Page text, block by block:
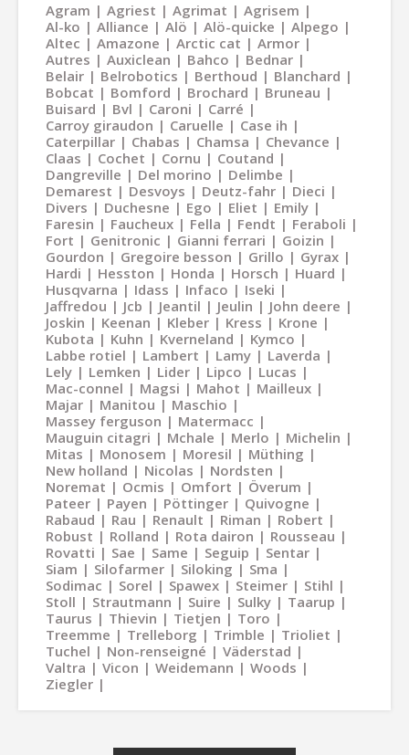
Agram Agriest Agrimat
Agrisem
Al-ko
Alliance Alö Alö-quicke
Alpego
Altec
Amazone Arctic cat
Armor
Autres
Auxiclean Bahco
Bednar
Belair
Belrobotics Berthoud
Blanchard
Bobcat
Bomford Brochard
Bruneau
Buisard
Bvl Caroni
Carré
Carroy giraudon
Caruelle
Case ih
Caterpillar
Chabas Chamsa
Chevance
Claas
Cochet Cornu
Coutand
Dangreville
Del morino
Delimbe
Demarest
Desvoys Deutz-fahr
Dieci
Divers
Duchesne Ego Eliet
Emily
Faresin
Faucheux Fella Fendt
Feraboli
Fort
Genitronic Gianni ferrari
Goizin
Gourdon
Gregoire besson Grillo
Gyrax
Hardi
Hesston Honda Horsch
Huard
Husqvarna
Idass Infaco
Iseki
Jaffredou
Jcb Jeantil Jeulin
John deere
Joskin
Keenan Kleber Kress
Krone
Kubota
Kuhn Kverneland
Kymco
Labbe rotiel
Lambert Lamy
Laverda
Lely
Lemken Lider Lipco
Lucas
Mac-connel
Magsi Mahot
Mailleux
Majar
Manitou
Maschio
Massey ferguson
Matermacc
Mauguin citagri
Mchale Merlo
Michelin
Mitas
Monosem Moresil
Müthing
New holland
Nicolas
Nordsten
Noremat
Ocmis Omfort
Överum
Pateer
Payen Pöttinger
Quivogne
Rabaud
Rau Renault Riman
Robert
Robust
Rolland Rota dairon
Rousseau
Rovatti
Sae Same Seguip
Sentar
Siam
Silofarmer Siloking
Sma
Sodimac
Sorel Spawex Steimer
Stihl
Stoll
Strautmann Suire Sulky
Taarup
Taurus
Thievin Tietjen
Toro
Treemme
Trelleborg Trimble
Trioliet
Tuchel
Non-renseigné
Väderstad
Valtra
Vicon Weidemann
Woods
Ziegler